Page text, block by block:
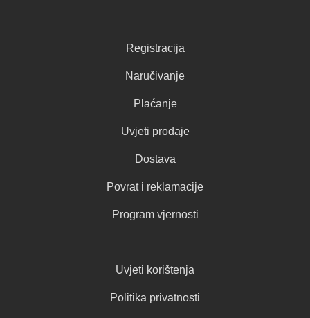
Registracija
Naručivanje
Plaćanje
Uvjeti prodaje
Dostava
Povrat i reklamacije
Program vjernosti
Uvjeti korištenja
Politika privatnosti